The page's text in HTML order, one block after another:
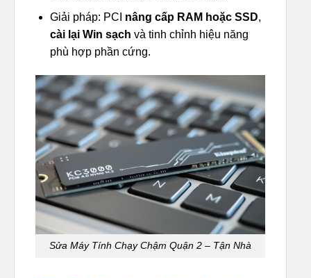
Giải pháp: PCI nâng cấp RAM hoặc SSD,
cài lại Win sạch và tinh chỉnh hiệu năng
phù hợp phần cứng.
Sửa Máy Tính Chạy Chậm Quận 2 – Tận Nhà